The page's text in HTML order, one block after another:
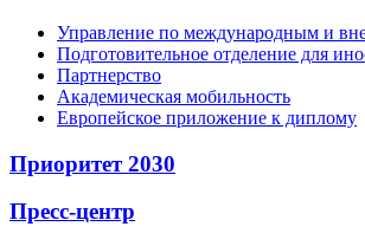
Управление по международным и
Подготовительное отделение для
Партнерство
Академическая мобильность
Европейское приложение к диплому
Приоритет 2030
Пресс-центр